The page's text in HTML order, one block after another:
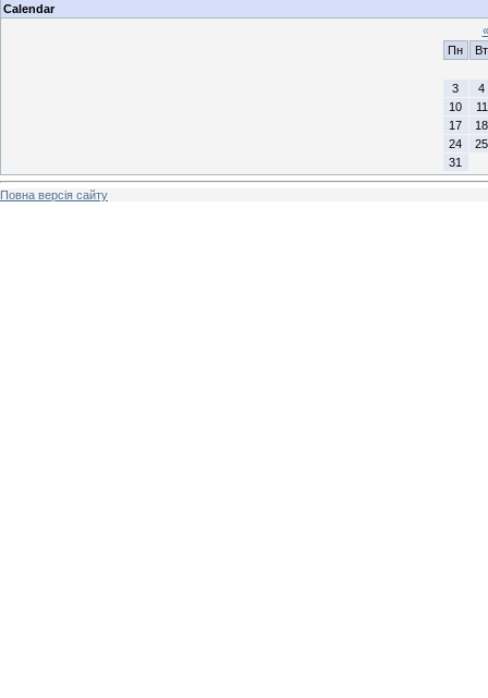
Calendar
«
Пн
Вт
3
4
10
11
17
18
24
25
31
Повна версія сайту